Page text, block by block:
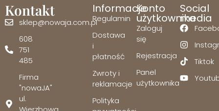
Kontakt
sklep@nowaja.com.pl
608
751
485
Firma
"nowaJA"
ul.
Informacje
Regulamin
Dostawa
i
płatność
Zwroty i
reklamacje
Polityka
Konto
użytkownika
Zaloguj
się
Rejestracja
Panel
użytkownika
Social
media
Tiktok